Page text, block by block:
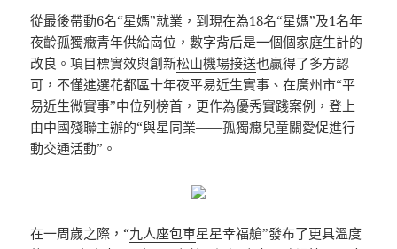
從最後帶動6名“星媽”就業，到現在為18名“星媽”及1名年
夜齡孤獨癥青年供給崗位，數字背后是一個個家庭生計的
改良。項目標實效與創新松山機場接送也贏得了多方認
可，不僅進選花都區十年夜平易近生實事、在廣州市“平
易近生微實事”中位列榜首，更作為優秀實踐案例，登上
由中國殘聯主辦的“與星同業——孤獨癥兒童關愛促進行
動交通活動”。
在一周歲之際，“九人座包車星星幸福艙”發布了更具溫度